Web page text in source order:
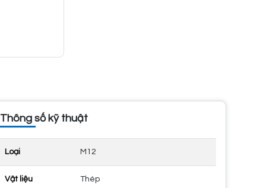
Thông số kỹ thuật
Loại M12
Vật liệu Thép